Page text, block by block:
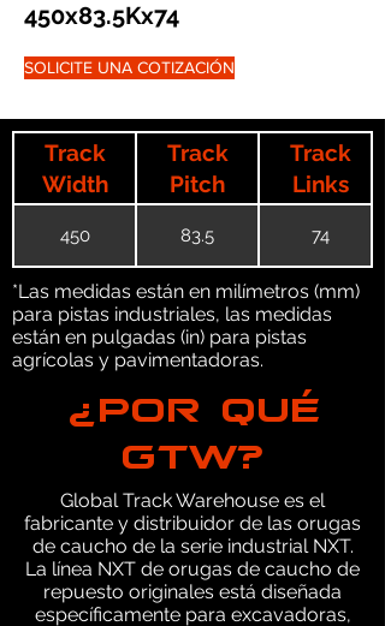
450x83.5Kx74
SOLICITE UNA COTIZACIÓN
Track
Width
Track
Pitch
Track
Links
450 83.5 74
*Las medidas están en milímetros (mm)
para pistas industriales, las medidas
están en pulgadas (in) para pistas
agrícolas y pavimentadoras.
¿POR QUÉ
GTW?
Global Track Warehouse es el
fabricante y distribuidor de las orugas
de caucho de la serie industrial NXT.
La línea NXT de orugas de caucho de
repuesto originales está diseñada
específicamente para excavadoras,